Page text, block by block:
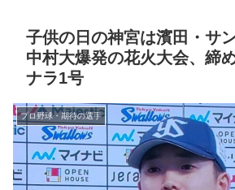
子供の日の神宮は濱田・サ
中村大爆発の花火大会、締
ナラ1号
プロ野球・期待の選手